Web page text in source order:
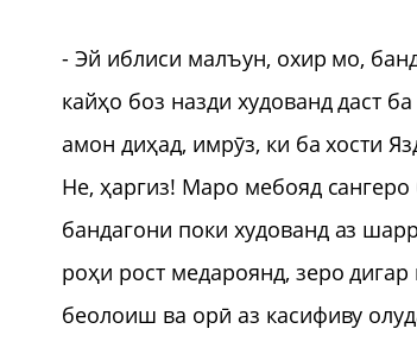
- Эй иблиси малъун, охир мо,
кайҳо боз назди худованд даст
амон диҳад, имрӯз, ки ба хости
Не, ҳаргиз! Маро мебояд
бандагони поки худованд аз
роҳи рост медароянд, зеро
беолоиш ва орӣ аз касифиву